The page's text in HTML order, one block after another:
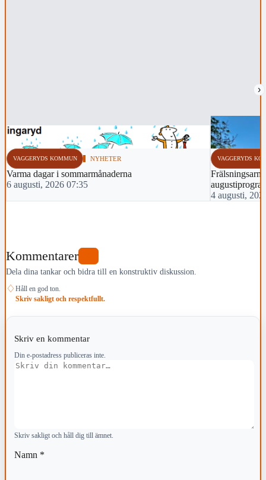
›
VAGGERYDS KOMMUN NYHETER
Varma dagar i sommarmånaderna
6 augusti, 2026 07:35
VAGGERYDS
4 augusti,
Kommentarer
Dela dina tankar och bidra till en konstruktiv diskussion.
♢ Håll en god ton.
Skriv sakligt och respektfullt.
Skriv en kommentar
Din e-postadress publiceras inte.
Kommentar
Skriv sakligt och håll dig till ämnet.
Namn *